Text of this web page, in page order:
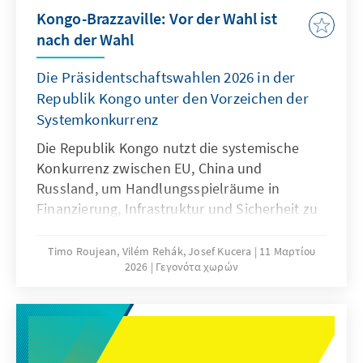
Kongo-Brazzaville: Vor der Wahl ist
nach der Wahl
Die Präsidentschaftswahlen 2026 in der
Republik Kongo unter den Vorzeichen der
Systemkonkurrenz
Die Republik Kongo nutzt die systemische
Konkurrenz zwischen EU, China und
Russland, um Handlungsspielräume in
Finanzierung, Infrastruktur und Sicherheit zu
Transformationsfragen ein natürlicher Partner
bleibt, begrenzen Defizite in
Wahlintegrität die Tiefe der Kooperation.
China liefert zügig und großvolumig
Infrastruktur gegen Ressourcenbindungen;
Timo Roujean, Vilém Rehák, Josef Kucera
11 Μαρτίου
2026
Γεγονότα χωρών